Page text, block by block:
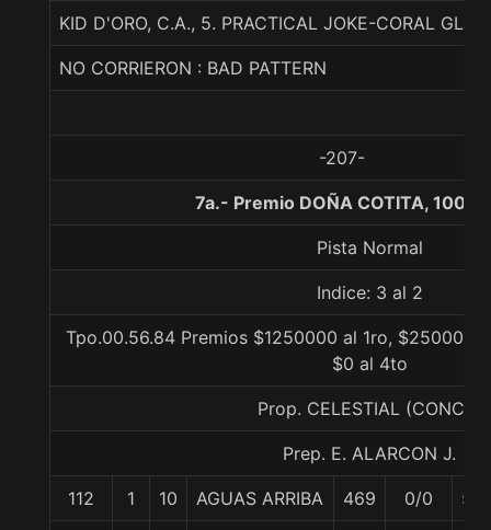
KID D'ORO, C.A., 5. PRACTICAL JOKE-CORAL
NO CORRIERON : BAD PATTERN
-207-
7a.- Premio DOÑA COTITA, 1000
Pista Normal
Indice: 3 al 2
Tpo.00.56.84 Premios $1250000 al 1ro, $250000
$0 al 4to
Prop. CELESTIAL (CONCE)
Prep. E. ALARCON J.
112 1 10 AGUAS ARRIBA 469 0/0 56